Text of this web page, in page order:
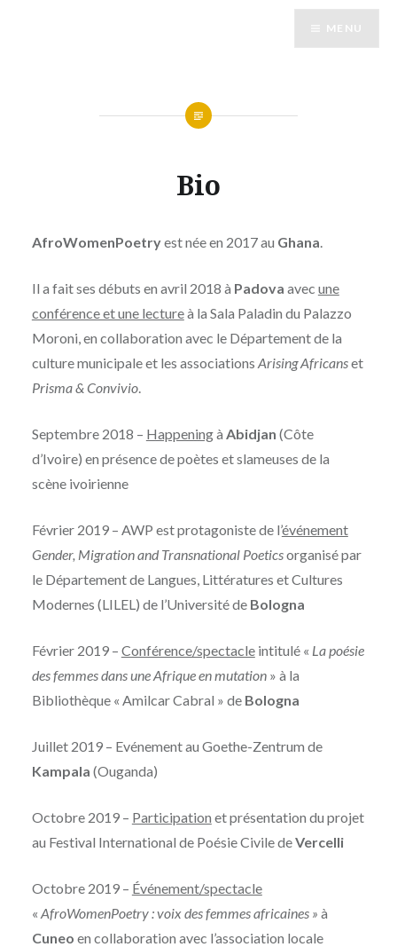
MENU
Bio
AfroWomenPoetryest née en 2017 au Ghana.
Il a fait ses débuts en avril 2018 à Padova avec une
conférence et une lectureà la Sala Paladin du Palazzo
Moroni, en collaboration avec le Département de la
culture municipale et les associations Arising Africanset
Prisma & Convivio.
Septembre 2018 – Happeningà Abidjan (Côte
d’Ivoire) en présence de poètes et slameuses de la
scène ivoirienne
Février 2019 – AWP est protagoniste de l’événement
Gender, Migration and Transnational Poeticsorganisé par
le Département de Langues, Littératures et Cultures
Modernes (LILEL) de l’Université de Bologna
Février 2019 – Conférence/spectacleintitulé « La poésie
des femmes dans une Afrique en mutation» à la
Bibliothèque « Amilcar Cabral » de Bologna
Juillet 2019 – Evénement au Goethe-Zentrum de
Kampala (Ouganda)
Octobre 2019 – Participation et présentation du projet
au Festival International de Poésie Civile deVercelli
Octobre 2019 – Événement/spectacle
« AfroWomenPoetry : voix des femmes africaines » à
Cuneo en collaboration avec l’association locale